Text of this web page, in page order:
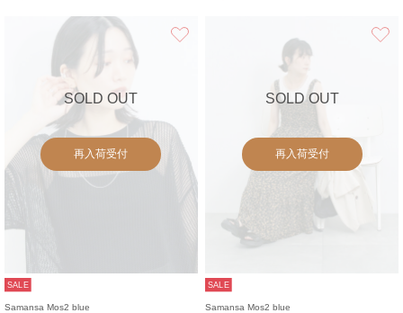
SOLD OUT
再入荷受付
SALE
Samansa Mos2 blue
SOLD OUT
再入荷受付
SALE
Samansa Mos2 blue